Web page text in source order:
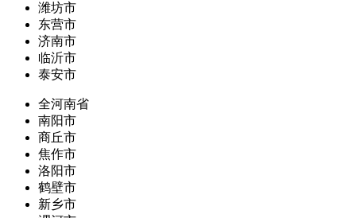
潍坊市
东营市
济南市
临沂市
泰安市
全河南省
南阳市
商丘市
焦作市
洛阳市
鹤壁市
新乡市